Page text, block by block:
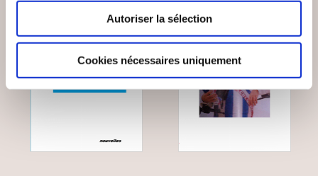
Autoriser la sélection
Cookies nécessaires uniquement